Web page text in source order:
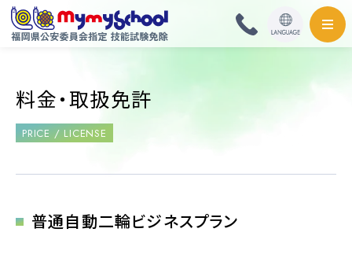
料金・取扱免許
普通自動車
料金・取扱免許
PRICE / LICENSE
普通自動二輪ビジネスプラン